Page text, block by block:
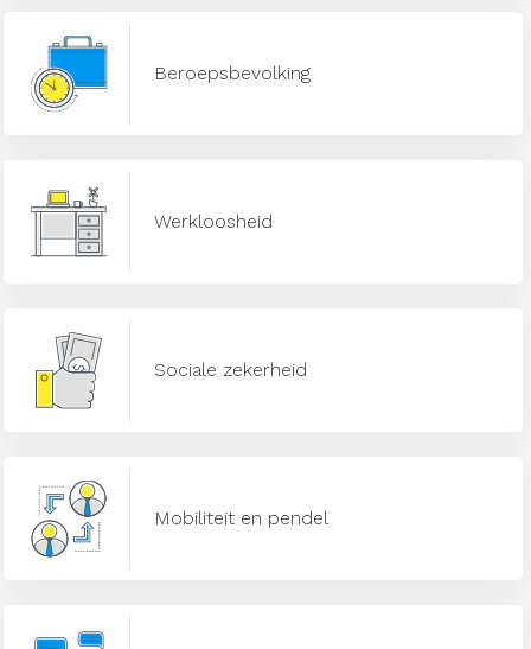
Beroepsbevolking
Werkloosheid
Sociale zekerheid
Mobiliteit en pendel